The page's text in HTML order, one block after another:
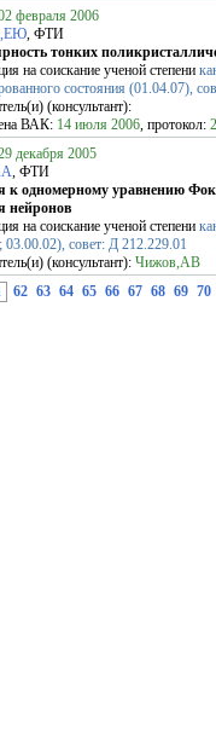
февраля 2006
, ФТИ
тонких
на соискание ученой степени
состояния (01.04.07),
(консультант):
ВАК: 14 июля 2006, протокол:
декабря 2005
, ФТИ
к одномерному уравнению
нейронов
на соискание ученой степени
03.00.02), совет: Д 212.229.01
(консультант): Чижов,АВ
62 63 64 65 66 67 68 69 70